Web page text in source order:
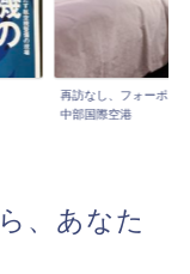
再訪なし、フォーポイ
中部国際空港
、あなた